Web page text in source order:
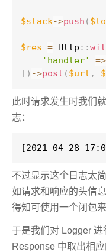
$stack->push (
$res = Http ::
'handler'
=>
] ) ->post ( $url ,
此时请求发生时我们
志：
[2021-04-28
不过显示这个日志太
如请求和响应的头信
得知可使用一个闭包
于是我们对 Logger
Response 中取出相